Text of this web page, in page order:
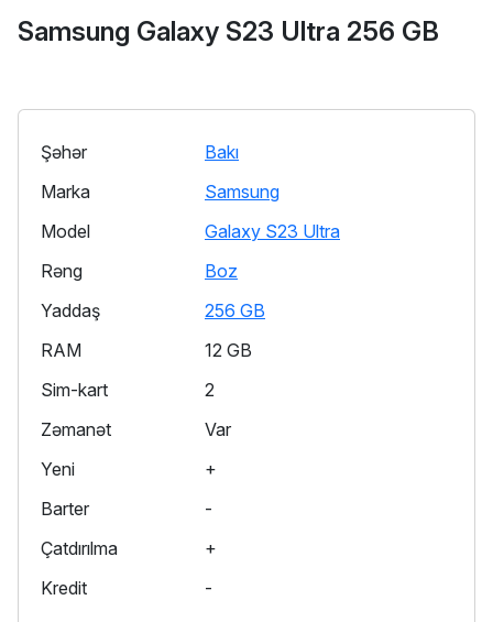
Samsung Galaxy S23 Ultra 256 GB
Şəhər
Bakı
Marka
Samsung
Model
Galaxy S23 Ultra
Rəng
Boz
Yaddaş
256 GB
RAM
12 GB
Sim-kart
2
Zəmanət
Var
Yeni
+
Barter
-
Çatdırılma
+
Kredit
-